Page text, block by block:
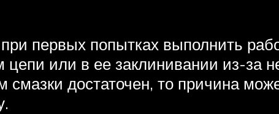
первых попытках выполнить
или в ее заклинивании из-за
достаточен, то причина